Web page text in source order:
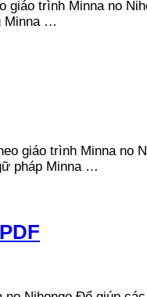
trình Minna no
Minna …
giáo trình Minna
pháp Minna …